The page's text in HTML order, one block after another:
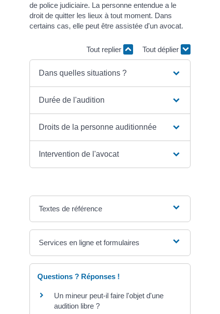
de police judiciaire. La personne entendue a le
droit de quitter les lieux à tout moment. Dans
certains cas, elle peut être assistée d'un avocat.
Tout replier Tout déplier
Dans quelles situations ?
Durée de l'audition
Droits de la personne auditionnée
Intervention de l'avocat
Textes de référence
Services en ligne et formulaires
Questions ? Réponses !
Un mineur peut-il faire l'objet d'une
audition libre ?